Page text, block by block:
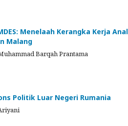
Menelaah Kerangka Kerja
Malang
Barqah Prantama
Politik Luar Negeri Rumania